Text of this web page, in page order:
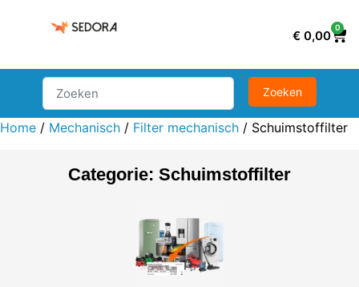
€ 0,00
0
Home / Mechanisch / Filter mechanisch / Schuimstoffilter
Categorie: Schuimstoffilter